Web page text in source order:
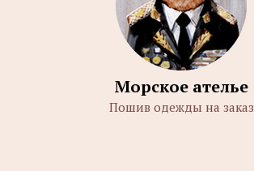
Морское ателье
Пошив одежды на заказ